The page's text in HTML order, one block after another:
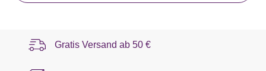
Gratis Versand ab 50 €